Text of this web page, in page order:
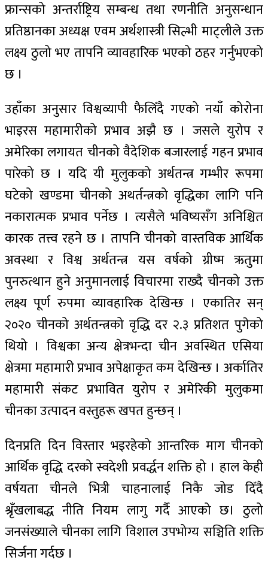
फ्रान्सको अन्तर्राष्ट्रिय सम्बन्ध तथा रणनीति अनुसन्धान
प्रतिष्ठानका अध्यक्ष एवम अर्थशास्त्री सिल्भी माट्लीले उक्त
लक्ष्य ठुलो भए तापनि व्यावहारिक भएको ठहर गर्नुभ‍एको
छ ।
उहाँका अनुसार विश्वव्यापी फैलिँदै गएको नयाँ कोरोना
भाइरस महामारीको प्रभाव अझै छ । जसले युरोप र
अमेरिका लगायत चीनको वैदेशिक बजारलाई गहन प्रभाव
पारेको छ । यदि यी मुलुकको अर्थतन्त्र गम्भीर रूपमा
घटेको खण्डमा चीनको अथर्तन्त्रको वृद्धिका लागि पनि
नकारात्मक प्रभाव पर्नेछ । त्यसैले भविष्यसँग अनिश्चित
कारक तत्त्व रहने छ । तापनि चीनको वास्तविक आर्थिक
अवस्था र विश्व अर्थतन्त्र यस वर्षको ग्रीष्म ऋतुमा
पुनरुत्थान हुने अनुमानलाई विचारमा राख्दै चीनको उक्त
लक्ष्य पूर्ण रुपमा व्यावहारिक देखिन्छ । एकातिर सन्
२०२० चीनको अर्थतन्त्रको वृद्धि दर २.३ प्रतिशत पुगेको
थियो । विश्वका अन्य क्षेत्रभन्दा चीन अवस्थित एसिया
क्षेत्रमा महामारी प्रभाव अपेक्षाकृत कम देखिन्छ । अर्कातिर
महामारी संकट प्रभावित युरोप र अमेरिकी मुलुकमा
चीनका उत्पादन वस्तुहरू खपत हुन्छन् ।
दिनप्रति दिन विस्तार भइरहेको आन्तरिक माग चीनको
आर्थिक वृद्धि दरको स्वदेशी प्रवर्द्धन शक्ति हो । हाल केही
वर्षयता चीनले भित्री चाहनालाई निकै जोड दिँदै
श्रृँखलाबद्ध नीति नियम लागु गर्दै आएको छ। ठुलो
जनसंख्याले चीनका लागि विशाल उपभोग्य सञ्चिति शक्ति
सिर्जना गर्दछ ।